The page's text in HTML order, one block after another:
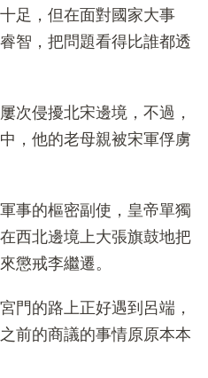
足，但在面對國家大事
智，把問題看得比誰都透
次侵擾北宋邊境，不過，
，他的老母親被宋軍俘虜
事的樞密副使，皇帝單獨
西北邊境上大張旗鼓地把
懲戒李繼遷。
門的路上正好遇到呂端，
前的商議的事情原原本本